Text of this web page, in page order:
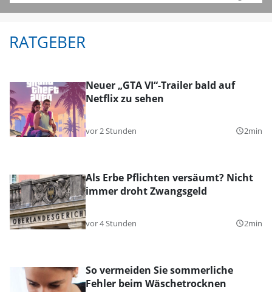
RATGEBER
Neuer „GTA VI“-Trailer bald auf
Netflix zu sehen
vor 2 Stunden query_builder2min
Als Erbe Pflichten versäumt? Nicht
immer droht Zwangsgeld
vor 4 Stunden query_builder2min
So vermeiden Sie sommerliche
Fehler beim Wäschetrocknen